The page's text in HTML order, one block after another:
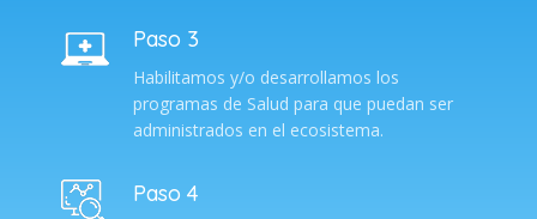
Paso 3
Habilitamos y/o desarrollamos los
programas de Salud para que puedan ser
administrados en el ecosistema.
Paso 4